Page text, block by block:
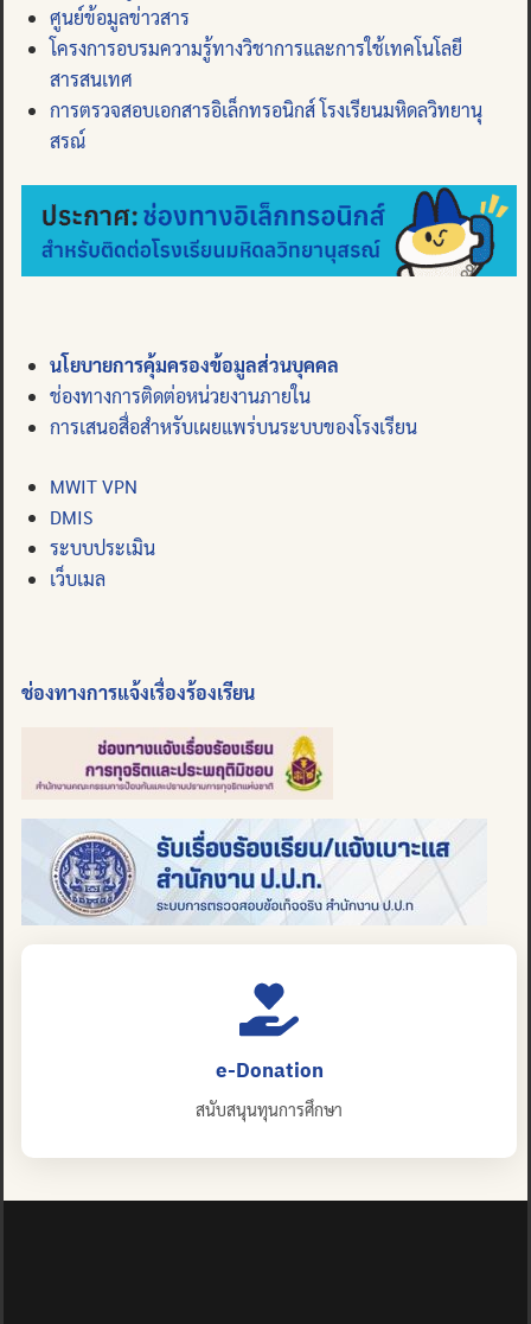
ศูนย์ข้อมูลข่าวสาร
โครงการอบรมความรู้ทางวิชาการและการใช้เทคโนโลยี
สารสนเทศ
การตรวจสอบเอกสารอิเล็กทรอนิกส์ โรงเรียนมหิดลวิทยานุ
สรณ์
นโยบายการคุ้มครองข้อมูลส่วนบุคคล
ช่องทางการติดต่อหน่วยงานภายใน
การเสนอสื่อสำหรับเผยแพร่บนระบบของโรงเรียน
MWIT VPN
DMIS
ระบบประเมิน
เว็บเมล
ช่องทางการแจ้งเรื่องร้องเรียน
e-Donation
สนับสนุนทุนการศึกษา